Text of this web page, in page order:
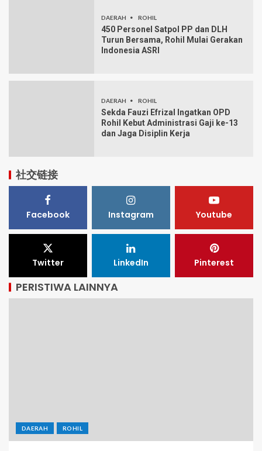
DAERAH ROHIL
450 Personel Satpol PP dan DLH
Turun Bersama, Rohil Mulai Gerakan
Indonesia ASRI
DAERAH ROHIL
Sekda Fauzi Efrizal Ingatkan OPD
Rohil Kebut Administrasi Gaji ke-13
dan Jaga Disiplin Kerja
社交链接
Facebook Instagram Youtube
Twitter LinkedIn Pinterest
PERISTIWA LAINNYA
DAERAH ROHIL